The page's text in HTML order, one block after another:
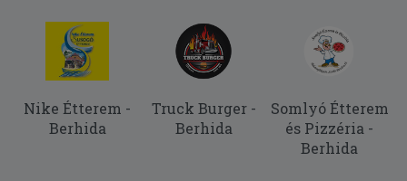
2025-07-27 - Gábor:
Kevesebb lett a feltét...inkább drágább
Nike Étterem -
Berhida
Truck Burger -
Berhida
Somlyó Étterem
és Pizzéria -
Berhida